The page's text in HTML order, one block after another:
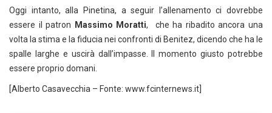
Oggi intanto, alla Pinetina, a seguir l’allenamento ci dovrebbe
essere il patron
Massimo Moratti, che ha ribadito ancora una
volta la stima e la fiducia nei confronti di Benitez, dicendo che ha le
spalle larghe e uscirà dall’impasse. Il momento giusto potrebbe
essere proprio domani.
[Alberto Casavecchia – Fonte: www.fcinternews.it]